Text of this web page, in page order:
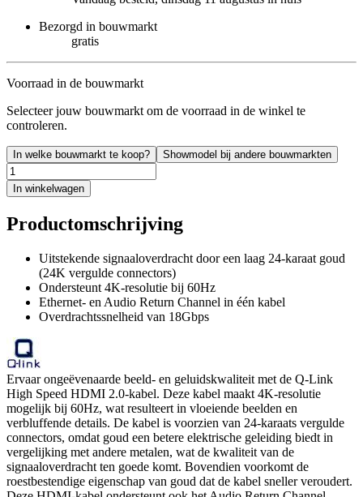
Bezorgd in bouwmarkt
gratis
Voorraad in de bouwmarkt
Selecteer jouw bouwmarkt om de voorraad in de winkel te
controleren.
In welke bouwmarkt te koop? Showmodel bij andere bouwmarkten
In winkelwagen
Productomschrijving
Uitstekende signaaloverdracht door een laag 24-karaat goud
(24K vergulde connectors)
Ondersteunt 4K-resolutie bij 60Hz
Ethernet- en Audio Return Channel in één kabel
Overdrachtssnelheid van 18Gbps
Ervaar ongeëvenaarde beeld- en geluidskwaliteit met de Q-Link
High Speed HDMI 2.0-kabel. Deze kabel maakt 4K-resolutie
mogelijk bij 60Hz, wat resulteert in vloeiende beelden en
verbluffende details. De kabel is voorzien van 24-karaats vergulde
connectors, omdat goud een betere elektrische geleiding biedt in
vergelijking met andere metalen, wat de kwaliteit van de
signaaloverdracht ten goede komt. Bovendien voorkomt de
roestbestendige eigenschap van goud dat de kabel sneller veroudert.